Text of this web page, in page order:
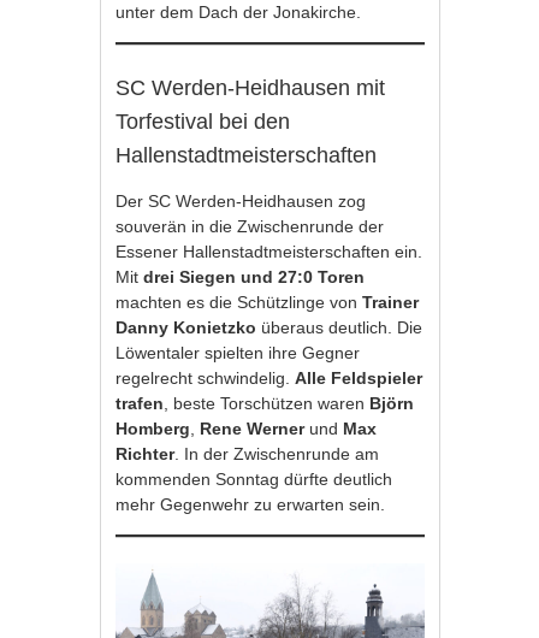
unter dem Dach der Jonakirche.
SC Werden-Heidhausen mit
Torfestival bei den
Hallenstadtmeisterschaften
Der SC Werden-Heidhausen zog
souverän in die Zwischenrunde der
Essener Hallenstadtmeisterschaften ein.
Mitdrei Siegen und 27:0 Toren
machten es die Schützlinge vonTrainer
Danny Konietzko überaus deutlich. Die
Löwentaler spielten ihre Gegner
regelrecht schwindelig.Alle Feldspieler
trafen , beste Torschützen waren Björn
Homberg
Rene Wernerund Max
Richter. In der Zwischenrunde am
kommenden Sonntag dürfte deutlich
mehr Gegenwehr zu erwarten sein.